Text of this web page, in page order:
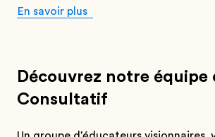
En savoir plus
Découvrez notre équipe
Consultatif